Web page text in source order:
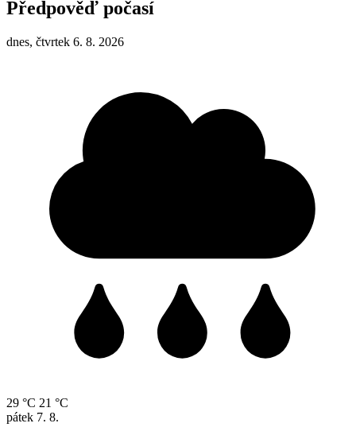
Předpověď počasí
dnes, čtvrtek 6. 8. 2026
29 °C 21 °C
pátek 7. 8.